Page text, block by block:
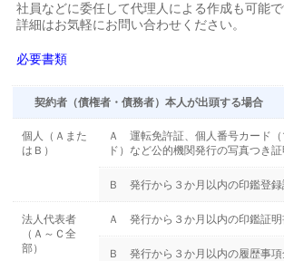
社員などに委任して代理人による作成も可能で
詳細はお気軽にお問い合わせください。
必要書類
契約者（債権者・債務者）本人が出頭する場合
個人（Ａまた
はＢ）
Ａ 運転免許証、個人番号カード（
ド）など公的機関発行の写真つき
Ｂ 発行から３か月以内の印鑑登録
法人代表者
（Ａ～Ｃ全
部）
Ａ 発行から３か月以内の印鑑証明
Ｂ 発行から３か月以内の履歴事項